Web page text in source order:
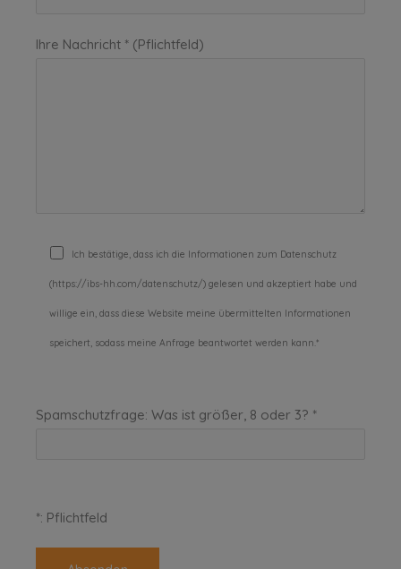
Ihre Nachricht * (Pflichtfeld)
Ich bestätige, dass ich die Informationen zum Datenschutz
(https://ibs-hh.com/datenschutz/) gelesen und akzeptiert habe und
willige ein, dass diese Website meine übermittelten Informationen
speichert, sodass meine Anfrage beantwortet werden kann.*
Spamschutzfrage: Was ist größer, 8 oder 3? *
*: Pflichtfeld